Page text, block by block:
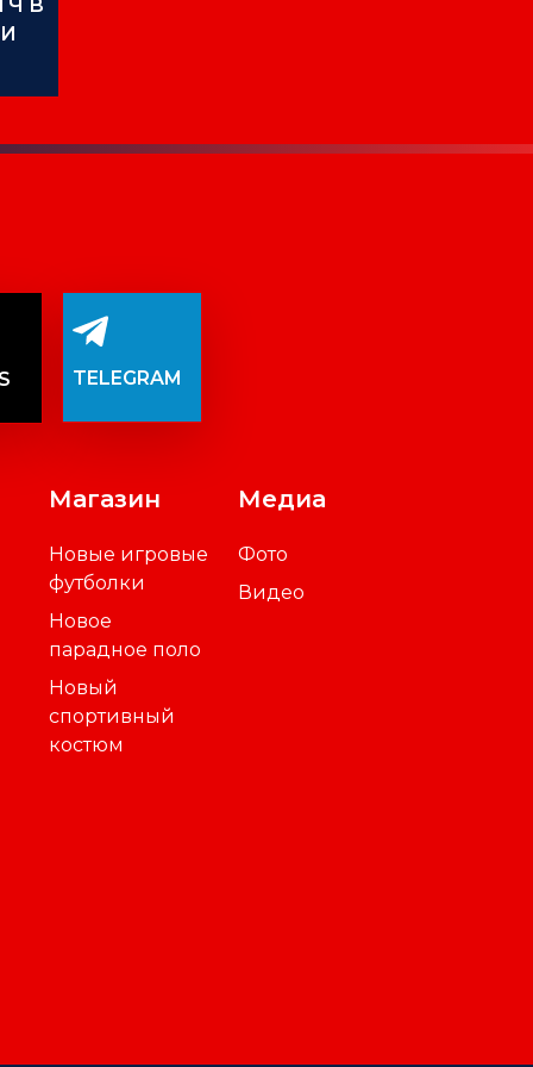
В
TELEGRAM
Магазин
Новые игровые
футболки
Новое
парадное поло
Новый
спортивный
костюм
Медиа
Фото
Видео